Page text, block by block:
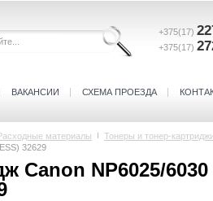
+375(17)
+375(17)
ВАКАНСИИ СХЕМА ПРОЕЗДА
материалы Тонеры и тонер-
32629
Canon NP6025/6030